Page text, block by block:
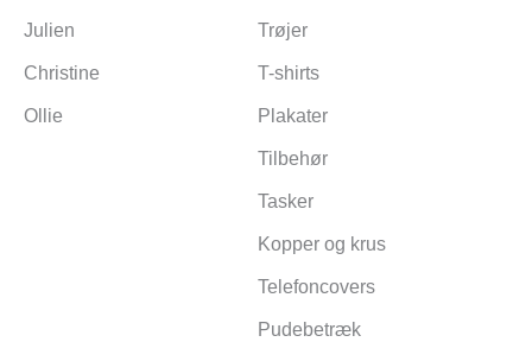
Julien
Christine
Ollie
Trøjer
T-shirts
Plakater
Tilbehør
Tasker
Kopper og krus
Telefoncovers
Pudebetræk